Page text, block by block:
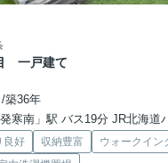
一戸建て
築36年
駅 バス19分 JR北海道バス「平和1条8
良好 収納豊富
ウォークイン